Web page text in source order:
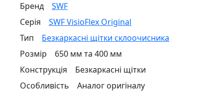
Бренд
SWF
Серія
SWF VisioFlex Original
Тип
Безкаркасні щітки склоочисника
Розмір
650 мм та 400 мм
Конструкція
Безкаркасні щітки
Особливість
Аналог оригіналу